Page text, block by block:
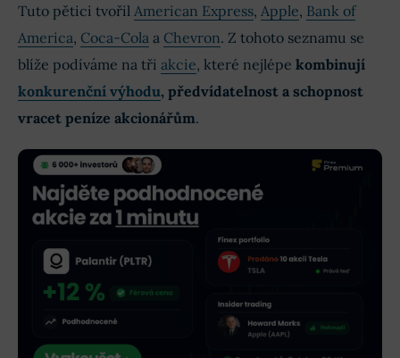
Tuto pětici tvořil American Express, Apple, Bank of
America, Coca-Cola a Chevron. Z tohoto seznamu se
blíže podíváme na tři akcie, které nejlépe kombinují
konkurenční výhodu, předvídatelnost a schopnost
vracet peníze akcionářům.